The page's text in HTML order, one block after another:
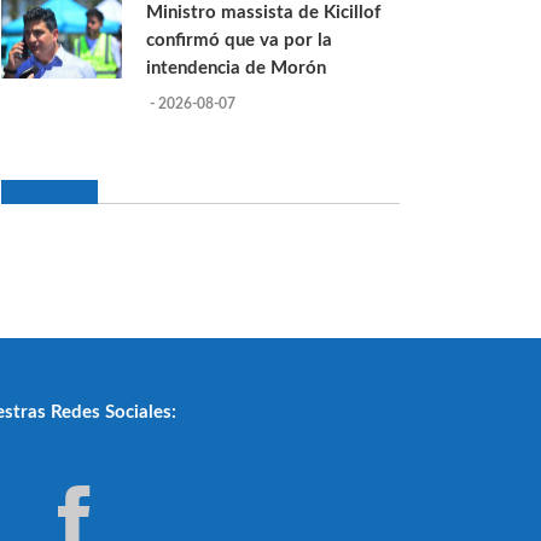
Ministro massista de Kicillof
confirmó que va por la
intendencia de Morón
- 2026-08-07
Redes Sociales: